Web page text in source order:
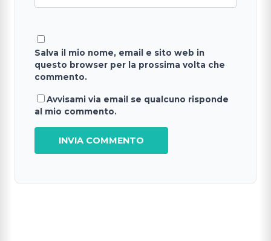
Salva il mio nome, email e sito web in
questo browser per la prossima volta che
commento.
Avvisami via email se qualcuno risponde
al mio commento.